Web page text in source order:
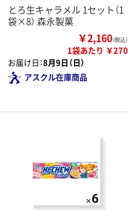
とろ生キャラメル 1セット（1
袋×8） 森永製菓
￥2,160（税込）
1袋あたり ￥270
お届け日：8月9日（日）
アスクル在庫商品